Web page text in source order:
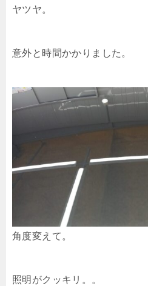
ヤツヤ。
意外と時間かかりました。
角度変えて。
照明がクッキリ。。